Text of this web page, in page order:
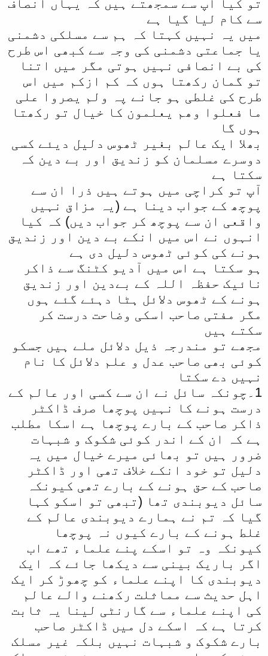
ز
ک
ر
ن
ے
و
ا
ا
تو کیا آپ سے سمجھتے ہیں کہ یہاں انصاف
سے کام لیا گیا ہے
میں یہ نہیں کہتا کہ ہم سے مسلکی دشمنی
یا جماعتی دشمنی کی وجہ سے کبھی اس طرح
کی بے انصافی نہیں ہوتی مگر میں اتنا
تو گمان رکھتا ہوں کہ کم ازکم میں اس
طرح کی غلطی ہو جانے پہ ولم یصروا علی
ما فعلوا وھم یعلمون کا خیال تو رکھتا
ہوں گا
بھلا ایک عالم بغیر ٹھوس دلیل دیئے کسی
دوسرے مسلمان کو زندیق اور بے دین کہ
سکتا ہے
آپ تو کراچی میں ہوتے ہیں ذرا ان سے
پوچھ کے جواب دینا ہے (یہ مزاق نہیں
واقعی ان سے پوچھ کر جواب دیں) کہ کیا
انہوں نے اس میں انکے بے دین اور زندیق
ہونے کی کوئی ٹھوس دلیل دی ہے
ہو سکتا ہے اس میں آدیو کٹنگ سے ذاکر
نائیک حفظہ اللہ کے بےدین اور زندیق
ہونے کے ٹھوس دلائل ہٹا دہئے گئے ہوں
مگر مفتی صاحب اسکی وضاحت درست کر
سکتے ہیں
مجھے تو مندرجہ ذیل دلائل ملے ہیں جسکو
کوئی بھی صاحب عدل و علم دلائل کا نام
نہیں دے سکتا
1۔چونکہ سائل نے ان سے کسی اور عالم کے
درست ہونے کا نہیں پوچھا صرف ڈاکٹر
ذاکر صاحب کے بارے پوچھا ہے اسکا مطلب
ہے کہ ان کے اندر کوئی شکوک و شبہات
ضرور ہیں تو بھائی میرے خیال میں یہ
دلیل تو خود انکے خلاف تھی اور ڈاکٹر
صاحب کے حق ہونے کے بارے تھی کیونکہ
سائل دیوبندی تھا (تبھی تو اسکو کہا
گیا کہ تم نے ہمارے دیوبندی عالم کے
غلط ہونے کے بارے کیوں نہ پوچھا
کیونکہ وہ تو اسکے پنے علماء تھے اب
اگر باریک بینی سے دیکھا جائے کہ ایک
دیوبندی کا اپنے علماء کو چھوڑ کر ایک
اہل حدیث سے مماثلت رکھنے والے عالم
کی اپنے علماء سے گارنٹی لینا یہ ثابت
کرتا ہے کہ اسکے دل میں ڈاکٹر صاحب
بارے شکوک و شبہات نہیں بلکہ غیر مسلک